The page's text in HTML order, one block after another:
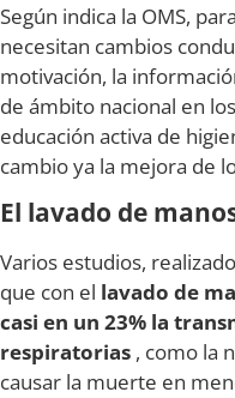
Según indica la OMS,
necesitan cambios
motivación, la
de ámbito nacional en
educación activa de
cambio ya la mejora de
El lavado de
Varios estudios,
que con el lavado de
casi en un 23% la
respiratorias , como la
causar la muerte en